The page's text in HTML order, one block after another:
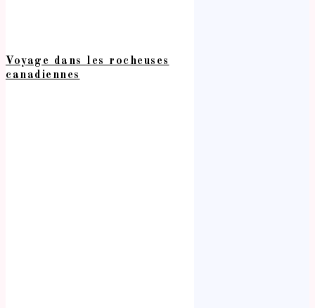
Voyage dans les rocheuses
canadiennes